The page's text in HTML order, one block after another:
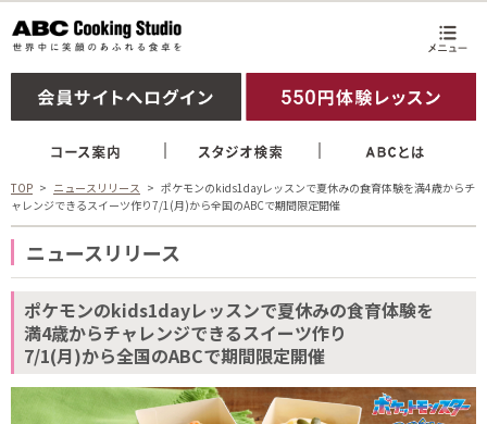
TOP ニュースリリース
ポケモンのkids1dayレッスンで夏休みの食育体験を満4歳からチ
ャレンジできるスイーツ作り7/1(月)から全国のABCで期間限定開催
ニュースリリース
ポケモンのkids1dayレッスンで夏休みの食育体験を
満4歳からチャレンジできるスイーツ作り
7/1(月)から全国のABCで期間限定開催